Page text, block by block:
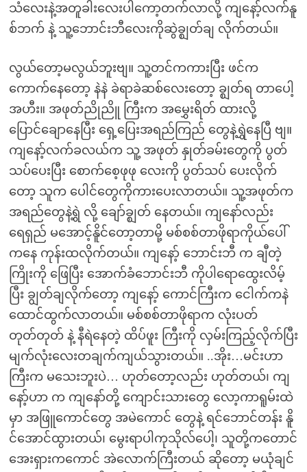
သံလေးနဲ့အတူခါးလေးပါကော့တက်လာလို့ ကျနော့်လက်နူ
စ်ဘက် နဲ့ သူ့ဘောင်းဘီလေးကိုဆွဲခ္ဈတ်ချ လိုက်တယ်။
လွယ်တော့မလွယ်ဘူးဗျ။ သူ့တင်ကကားပြီး ဖင်က
ကောက်နေတော့ နဲနဲ ခဲရာခဲဆစ်လေးတော့ ခ္ဈတ်ရ တာပေါ့
အဟီး။ အဖုတ်ညိုညိူ ကြီးက အမွှေးရိတ် ထားလို့
ပြောင်ချောနေပြီး ရှေ့ပြေးအရည်ကြည် တွေနဲ့ရွှဲနေပြီ ဗျ။
ကျနော့်လက်ခလယ်က သူ့ အဖုတ် နှုတ်ခမ်းတွေကို ပွတ်
သပ်ပေးပြီး စောက်စေ့ဖုဖု လေးကို ပွတ်သပ် ပေးလိုက်
တော့ သူက ပေါင်တွေကိုကားပေးလာတယ်။ သူ့အဖုတ်က
အရည်တွေနဲ့ရွဲ လို့ ချော်ခ္ဈတ် နေတယ်။ ကျနော်လည်း
ရေရှည် မအောင့်နိူင်တော့တာမို့ မစ်စစ်တာဖိုရာကိုယ်ပေါ်
ကနေ ကုန်းထလိုက်တယ်။ ကျနော့် ဘောင်းဘီ က ချီတဲ့
ကြိုးကို ဖြေပြီး အောက်ခံဘောင်းဘီ ကိုပါရောထွေးလိမ့်
ပြီး ချွတ်ချလိုက်တော့ ကျနော့် ကောင်ကြီးက ငေါက်ကနဲ
ထောင်ထွက်လာတယ်။ မစ်စစ်တာဖိုရာက လုံးပတ်
တုတ်တုတ် နဲ့ နီရဲနေတဲ့ ထိပ်ဖူး ကြီးကို လှမ်းကြည့်လိုက်ပြီး
မျက်လုံးလေးတချက်ကျယ်သွားတယ်။ ..အိုး…မင်းဟာ
ကြီးက မသေးဘူးပဲ… ဟုတ်တော့လည်း ဟုတ်တယ်၊ ကျ
နော့်ဟာ က ကျနော်တို့ ကျောင်းသားတွေ လော့ကာရူမ်းထဲ
မှာ အဖြူကောင်တွေ အမဲကောင် တွေနဲ့ ရင်ဘောင်တန်း နိူ
င်အောင်ထွားတယ်၊ မွေးရာပါကုသိုလ်ပေါ့၊ သူတို့ကတောင်
အေးရှားကကောင် အဲလောက်ကြီးတယ် ဆိုတော့ မယုံချင်